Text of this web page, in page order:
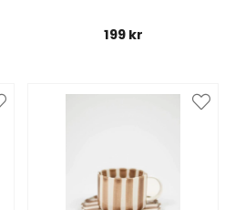
199 kr